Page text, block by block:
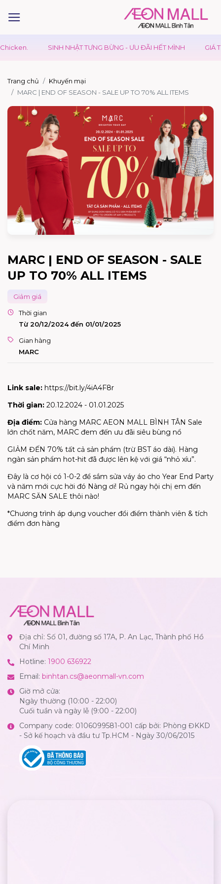
SINH NHẬT TƯNG BỪNG - ƯU ĐÃI HẾT MÌNH GIÁ
Trang chủ
Khuyến mại
MARC | END OF SEASON - SALE UP TO 70% ALL ITEMS
MARC | END OF SEASON - SALE
UP TO 70% ALL ITEMS
Giảm giá
Thời gian
Từ 20/12/2024 đến 01/01/2025
Gian hàng
MARC
Link sale: https://bit.ly/4iA4F8r
Thời gian: 20.12.2024 - 01.01.2025
Địa điểm: Cửa hàng MARC AEON MALL BÌNH TÂN Sale
lớn chốt năm, MARC đem đến ưu đãi siêu bùng nổ
GIẢM ĐẾN 70% tất cả sản phẩm (trừ BST áo dài). Hàng
ngàn sản phẩm hot-hit đã được lên kệ với giá “nhỏ xíu”.
Đây là cơ hội có 1-0-2 để sắm sửa váy áo cho Year End Party
và năm mới cực hời đó Nàng ơi! Rủ ngay hội chị em đến
MARC SĂN SALE thôi nào!
*Chương trình áp dụng voucher đổi điểm thành viên & tích
điểm đơn hàng
Địa chỉ: Số 01, đường số 17A, P. An Lạc, Thành phố Hồ
Chí Minh
Hotline: 1900 636922
Email: binhtan.cs@aeonmall-vn.com
Giờ mở cửa:
Ngày thường (10:00 - 22:00)
Cuối tuần và ngày lễ (9:00 - 22:00)
Company code: 0106099581-001 cấp bởi: Phòng ĐKKD
- Sở kế hoạch và đầu tư Tp.HCM - Ngày 30/06/2015